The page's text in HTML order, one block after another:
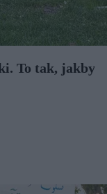
To tak, jakby